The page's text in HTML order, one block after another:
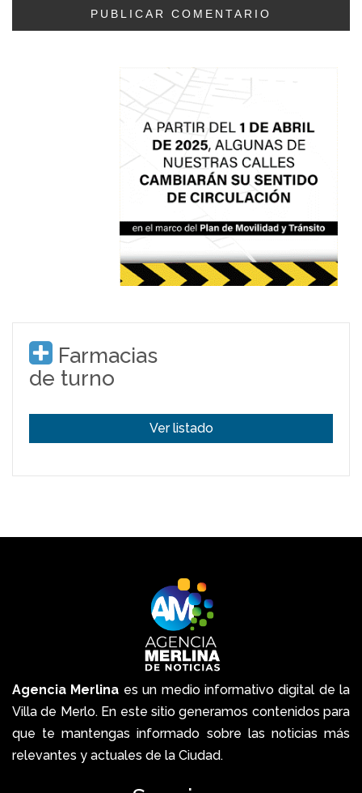
Farmacias
de turno
Ver listado
Agencia Merlina es un medio informativo digital de la
Villa de Merlo. En este sitio generamos contenidos para
que te mantengas informado sobre las noticias más
relevantes y actuales de la Ciudad.